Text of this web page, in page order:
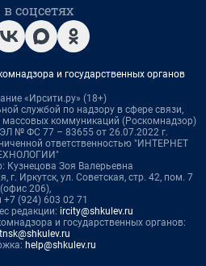
соцсетях
и государственных органов
«Ирсити.ру» (18+)
службой по надзору в сфере связи,
коммуникаций (Роскомнадзор)
№ ФС 77 – 83655 от 26.07.2022 г.
ответственностью "ИНТЕРНЕТ
Кузнецова Зоя Валерьевна
г. Иркутск, ул. Советская, стр. 42, пом. 7
(офис 206),
+7 (924) 603 02 71
редакции: ircity@shkulev.ru
и государственных органов:
help@shkulev.ru